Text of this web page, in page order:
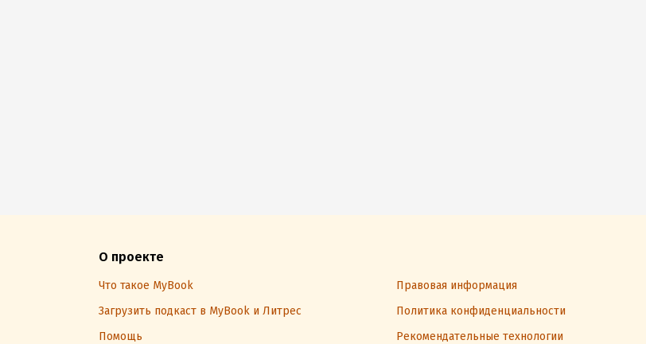
О проекте
Что такое MyBook Правовая информация
Загрузить подкаст в MyBook и Литрес
Политика конфиденциальности
Помощь
Рекомендательные технологии